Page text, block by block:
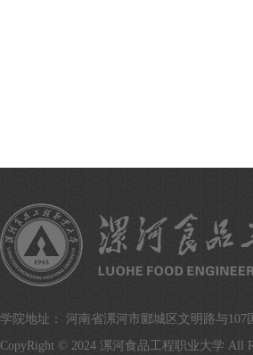
学院地址： 河南省漯河市郾城区文明路与
CopyRight © 2024 漯河食品工程职业大学 All